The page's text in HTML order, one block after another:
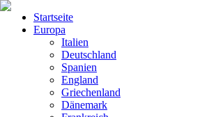
Startseite
Europa
Italien
Deutschland
Spanien
England
Griechenland
Dänemark